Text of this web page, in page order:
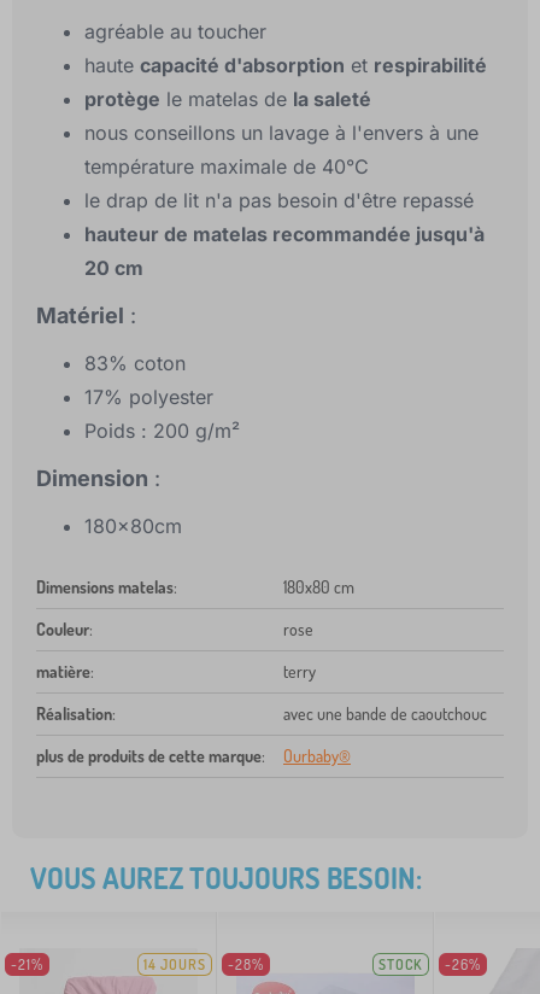
agréable au toucher
haute capacité d'absorption et respirabilité
protège le matelas de la saleté
nous conseillons un lavage à l'envers à une
température maximale de 40°C
le drap de lit n'a pas besoin d'être repassé
hauteur de matelas recommandée jusqu'à
20 cm
Matériel :
83% coton
17% polyester
Poids : 200 g/m²
Dimension :
180x80cm
Dimensions matelas: 180x80 cm
Couleur: rose
matière: terry
Réalisation: avec une bande de caoutchouc
plus de produits de cette marque: Ourbaby®
VOUS AUREZ TOUJOURS BESOIN:
-21% 14 JOURS -28% STOCK -26%